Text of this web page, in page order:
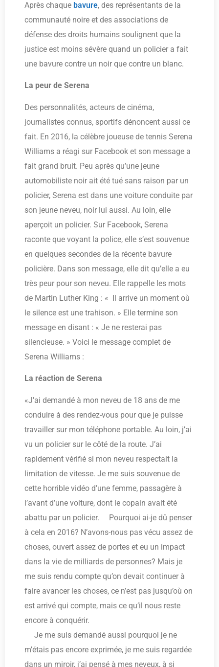
Après chaque bavure, des représentants de la
communauté noire et des associations de
défense des droits humains soulignent que la
justice est moins sévère quand un policier a fait
une bavure contre un noir que contre un blanc.
La peur de Serena
Des personnalités, acteurs de cinéma,
journalistes connus, sportifs dénoncent aussi ce
fait. En 2016, la célèbre joueuse de tennis Serena
Williams a réagi sur Facebook et son message a
fait grand bruit. Peu après qu’une jeune
automobiliste noir ait été tué sans raison par un
policier, Serena est dans une voiture conduite par
son jeune neveu, noir lui aussi. Au loin, elle
aperçoit un policier. Sur Facebook, Serena
raconte que voyant la police, elle s’est souvenue
en quelques secondes de la récente bavure
policière. Dans son message, elle dit qu’elle a eu
très peur pour son neveu. Elle rappelle les mots
de Martin Luther King : « Il arrive un moment où
le silence est une trahison. » Elle termine son
message en disant : « Je ne resterai pas
silencieuse. » Voici le message complet de
Serena Williams :
La réaction de Serena
«J’ai demandé à mon neveu de 18 ans de me
conduire à des rendez-vous pour que je puisse
travailler sur mon téléphone portable. Au loin, j’ai
vu un policier sur le côté de la route. J’ai
rapidement vérifié si mon neveu respectait la
limitation de vitesse. Je me suis souvenue de
cette horrible vidéo d’une femme, passagère à
l’avant d’une voiture, dont le copain avait été
abattu par un policier. Pourquoi ai-je dû penser
à cela en 2016? N’avons-nous pas vécu assez de
choses, ouvert assez de portes et eu un impact
dans la vie de milliards de personnes? Mais je
me suis rendu compte qu’on devait continuer à
faire avancer les choses, ce n’est pas jusqu’où on
est arrivé qui compte, mais ce qu’il nous reste
encore à conquérir.
Je me suis demandé aussi pourquoi je ne
m’étais pas encore exprimée, je me suis regardée
dans un miroir, j’ai pensé à mes neveux, à si